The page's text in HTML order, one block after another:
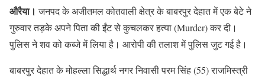
औरैया। जनपद के अजीतमल कोतवाली क्षेत्र के बाबरपुर देहात में एक बेटे ने
गुरुवार तड़के अपने पिता की ईंट से कुचलकर हत्या (Murder) कर दी।
पुलिस ने शव को कब्जे में लिया है। आरोपी की तलाश में पुलिस जुट गई है।
बाबरपुर देहात के मोहल्ला सिद्धार्थ नगर निवासी परम सिंह (55) राजमिस्त्री